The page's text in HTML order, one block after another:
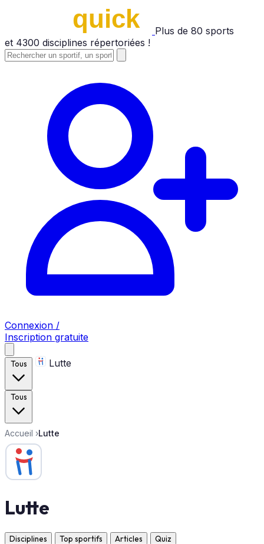
Plus de 80 sports
et 4300 disciplines répertoriées !
Connexion /
Inscription gratuite
Tous Lutte
Tous
Accueil ›Lutte
Lutte
Disciplines Top sportifs Articles Quiz